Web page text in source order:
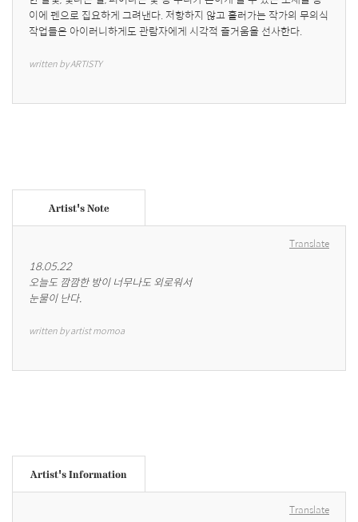
이에 펜으로 집요하게 그려낸다. 저항하지 않고 흘러가는 작가의 무의식
작업들은 아이러니하게도 관람자에게 시각적 즐거움을 선사한다.
written by ARTISTY
Artist's Note
Translate
18.05.22
오늘도 깜깜한 방이 너무나도 외로워서
눈물이 난다.
written by artist momoa
Artist's Information
Translate